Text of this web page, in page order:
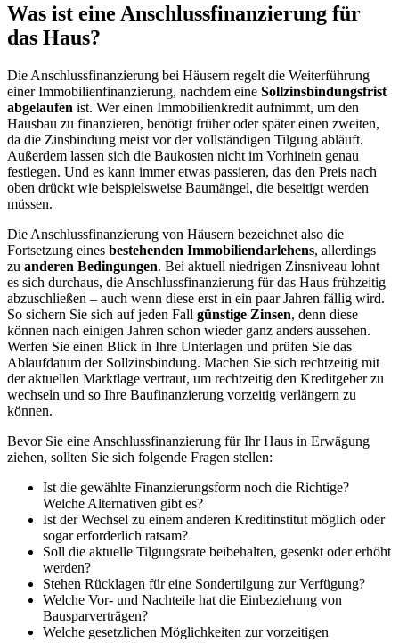
Was ist eine Anschlussfinanzierung für
das Haus?
Die Anschlussfinanzierung bei Häusern regelt die Weiterführung
einer Immobilienfinanzierung, nachdem eine Sollzinsbindungsfrist
abgelaufen ist. Wer einen Immobilienkredit aufnimmt, um den
Hausbau zu finanzieren, benötigt früher oder später einen zweiten,
da die Zinsbindung meist vor der vollständigen Tilgung abläuft.
Außerdem lassen sich die Baukosten nicht im Vorhinein genau
festlegen. Und es kann immer etwas passieren, das den Preis nach
oben drückt wie beispielsweise Baumängel, die beseitigt werden
müssen.
Die Anschlussfinanzierung von Häusern bezeichnet also die
Fortsetzung eines bestehenden Immobiliendarlehens, allerdings
zu anderen Bedingungen. Bei aktuell niedrigen Zinsniveau lohnt
es sich durchaus, die Anschlussfinanzierung für das Haus frühzeitig
abzuschließen – auch wenn diese erst in ein paar Jahren fällig wird.
So sichern Sie sich auf jeden Fall günstige Zinsen, denn diese
können nach einigen Jahren schon wieder ganz anders aussehen.
Werfen Sie einen Blick in Ihre Unterlagen und prüfen Sie das
Ablaufdatum der Sollzinsbindung. Machen Sie sich rechtzeitig mit
der aktuellen Marktlage vertraut, um rechtzeitig den Kreditgeber zu
wechseln und so Ihre Baufinanzierung vorzeitig verlängern zu
können.
Bevor Sie eine Anschlussfinanzierung für Ihr Haus in Erwägung
ziehen, sollten Sie sich folgende Fragen stellen:
Ist die gewählte Finanzierungsform noch die Richtige?
Welche Alternativen gibt es?
Ist der Wechsel zu einem anderen Kreditinstitut möglich oder
sogar erforderlich ratsam?
Soll die aktuelle Tilgungsrate beibehalten, gesenkt oder erhöht
werden?
Stehen Rücklagen für eine Sondertilgung zur Verfügung?
Welche Vor- und Nachteile hat die Einbeziehung von
Bausparverträgen?
Welche gesetzlichen Möglichkeiten zur vorzeitigen